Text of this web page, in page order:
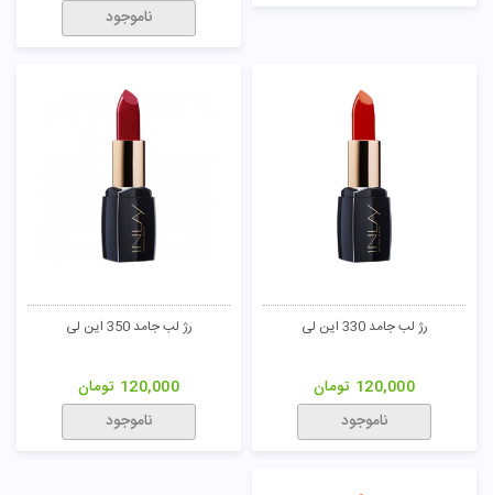
ناموجود
رژ لب جامد 330 این لی
120,000 تومان
ناموجود
رژ لب جامد 350 این لی
120,000 تومان
ناموجود